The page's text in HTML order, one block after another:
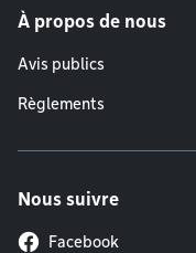
À propos de nous
Avis publics
Règlements
Nous suivre
Facebook